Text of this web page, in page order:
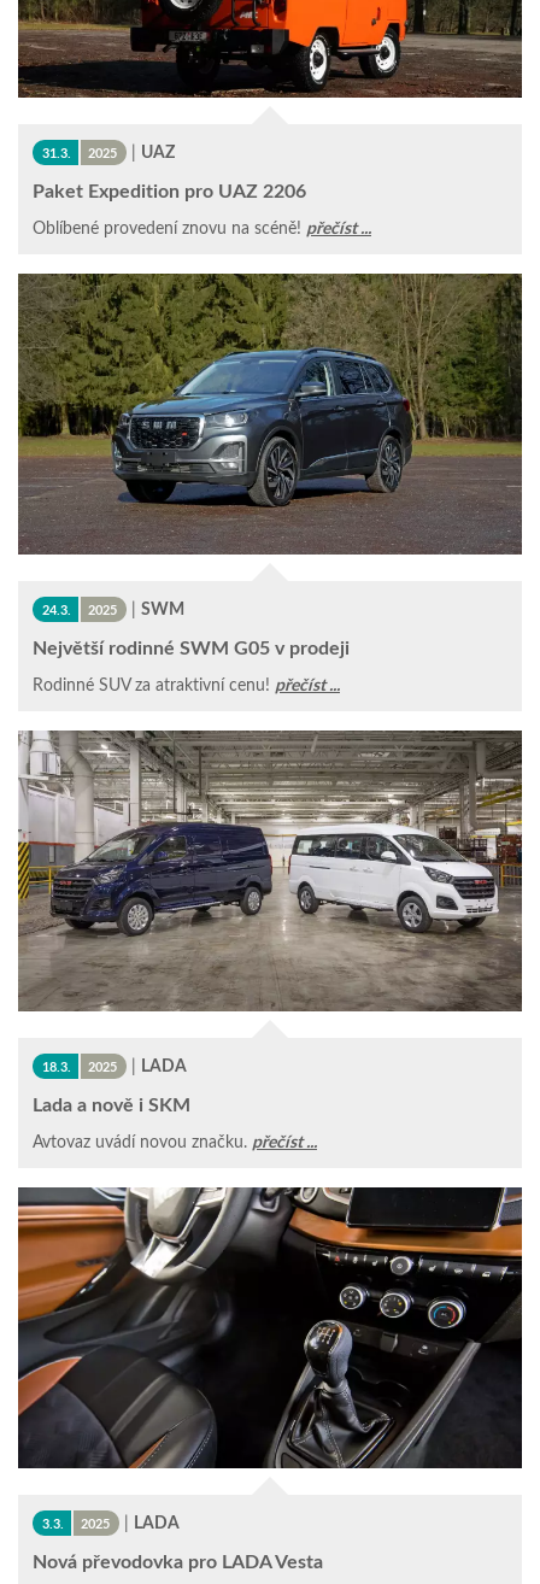
31.3. 2025 | UAZ
Paket Expedition pro UAZ 2206
Oblíbené provedení znovu na scéně! přečíst ...
24.3. 2025 | SWM
Největší rodinné SWM G05 v prodeji
Rodinné SUV za atraktivní cenu! přečíst ...
18.3. 2025 | LADA
Lada a nově i SKM
Avtovaz uvádí novou značku. přečíst ...
3.3. 2025 | LADA
Nová převodovka pro LADA Vesta